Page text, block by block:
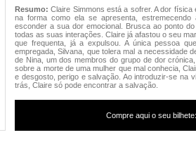
Resumo:Claire Simmons está a sofrer. A dor
na forma como ela se apresenta,
esconder a sua dor emocional. Brusca ao ponto
todas as suas interações. Claire já afastou o seu
que frequenta, já a expulsou. A única pessoa
empregada, Silvana, que tolera mal a necessidade
de Nina, um dos membros do grupo de dor
sobre a morte de uma mulher que mal conhecia,
e desgosto, perigo e salvação. Ao introduzir-se na
trás, Claire só pode encontrar a salvação.
Compre aqui o seu bilhete: